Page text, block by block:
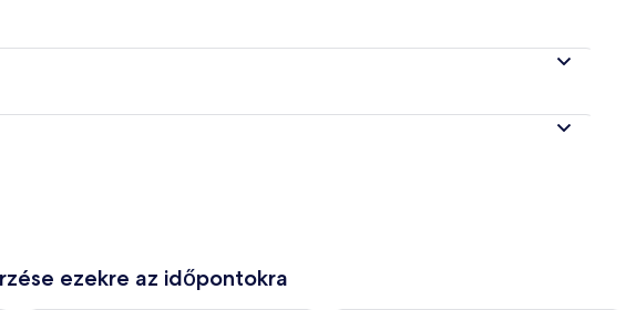
ezekre az időpontokra